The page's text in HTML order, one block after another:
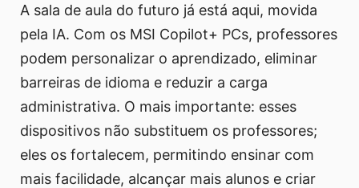
A sala de aula do futuro já está aqui, movida
pela IA. Com os MSI Copilot+ PCs, professores
podem personalizar o aprendizado, eliminar
barreiras de idioma e reduzir a carga
administrativa. O mais importante: esses
dispositivos não substituem os professores;
eles os fortalecem, permitindo ensinar com
mais facilidade, alcançar mais alunos e criar